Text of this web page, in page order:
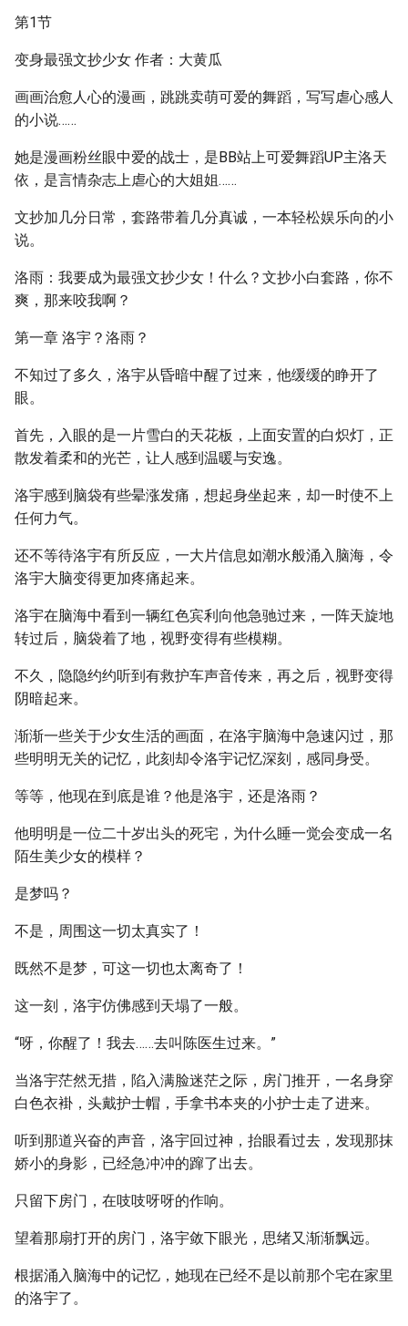
第1节
变身最强文抄少女 作者：大黄瓜
画画治愈人心的漫画，跳跳卖萌可爱的舞蹈，写写虐心感人
的小说……
她是漫画粉丝眼中爱的战士，是BB站上可爱舞蹈UP主洛天
依，是言情杂志上虐心的大姐姐……
文抄加几分日常，套路带着几分真诚，一本轻松娱乐向的小
说。
洛雨：我要成为最强文抄少女！什么？文抄小白套路，你不
爽，那来咬我啊？
第一章 洛宇？洛雨？
不知过了多久，洛宇从昏暗中醒了过来，他缓缓的睁开了
眼。
首先，入眼的是一片雪白的天花板，上面安置的白炽灯，正
散发着柔和的光芒，让人感到温暖与安逸。
洛宇感到脑袋有些晕涨发痛，想起身坐起来，却一时使不上
任何力气。
还不等待洛宇有所反应，一大片信息如潮水般涌入脑海，令
洛宇大脑变得更加疼痛起来。
洛宇在脑海中看到一辆红色宾利向他急驰过来，一阵天旋地
转过后，脑袋着了地，视野变得有些模糊。
不久，隐隐约约听到有救护车声音传来，再之后，视野变得
阴暗起来。
渐渐一些关于少女生活的画面，在洛宇脑海中急速闪过，那
些明明无关的记忆，此刻却令洛宇记忆深刻，感同身受。
等等，他现在到底是谁？他是洛宇，还是洛雨？
他明明是一位二十岁出头的死宅，为什么睡一觉会变成一名
陌生美少女的模样？
是梦吗？
不是，周围这一切太真实了！
既然不是梦，可这一切也太离奇了！
这一刻，洛宇仿佛感到天塌了一般。
“呀，你醒了！我去……去叫陈医生过来。”
当洛宇茫然无措，陷入满脸迷茫之际，房门推开，一名身穿
白色衣褂，头戴护士帽，手拿书本夹的小护士走了进来。
听到那道兴奋的声音，洛宇回过神，抬眼看过去，发现那抹
娇小的身影，已经急冲冲的蹿了出去。
只留下房门，在吱吱呀呀的作响。
望着那扇打开的房门，洛宇敛下眼光，思绪又渐渐飘远。
根据涌入脑海中的记忆，她现在已经不是以前那个宅在家里
的洛宇了。